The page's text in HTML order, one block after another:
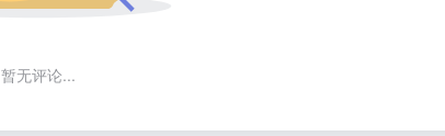
暂无评论...